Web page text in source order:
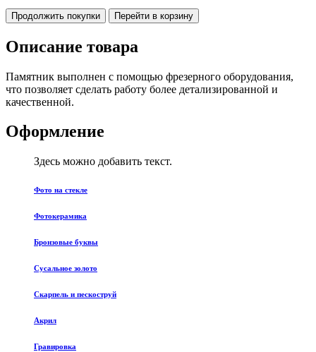
Продолжить покупки Перейти в корзину
Описание товара
Памятник выполнен с помощью фрезерного оборудования,
что позволяет сделать работу более детализированной и
качественной.
Оформление
Здесь можно добавить текст.
Фото на стекле
Фотокерамика
Бронзовые буквы
Сусальное золото
Скарпель и пескоструй
Акрил
Гравировка